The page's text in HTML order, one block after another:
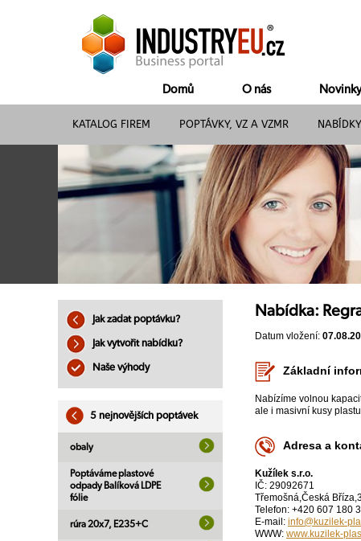
Domů O nás Novinky
KATALOG FIREM POPTÁVKY, VZ A VZMR NABÍDKY
Jak zadat poptávku?
Jak vytvořit nabídku?
Naše výhody
5 nejnovějších poptávek
obaly
Poptáváme plastové
odpady Balíková LDPE
fólie
rúra 20x7, E235+C
Nabídka:
Datum vložení:
Základní
Nabízíme volnou
ale i masivní kusy
Adresa a
Kužílek s.r.o.
IČ: 29092671
Třemošná,Česká
Telefon: +420 607 180
E-mail: info@kuzilek-
WWW: www.kuzilek-